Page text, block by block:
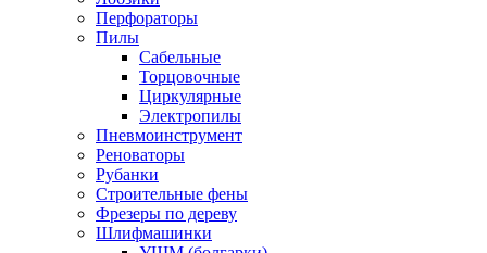
Перфораторы
Пилы
Сабельные
Торцовочные
Циркулярные
Электропилы
Пневмоинструмент
Реноваторы
Рубанки
Строительные фены
Фрезеры по дереву
Шлифмашинки